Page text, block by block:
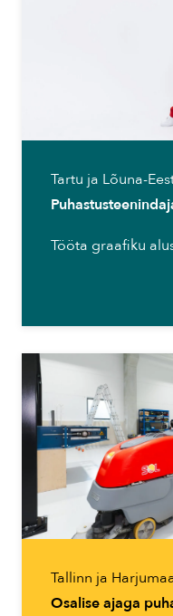
Tartu ja Lõuna-
Tööta graafiku
Tallinn ja
Osalise ajaga